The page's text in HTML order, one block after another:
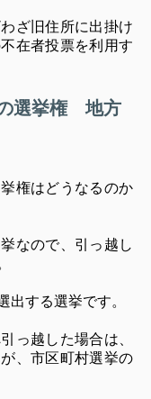
ざ旧住所に出掛け
在者投票を利用す
選挙権 地方
権はどうなるのか
なので、引っ越し
出する選挙です。
っ越した場合は、
、市区町村選挙の